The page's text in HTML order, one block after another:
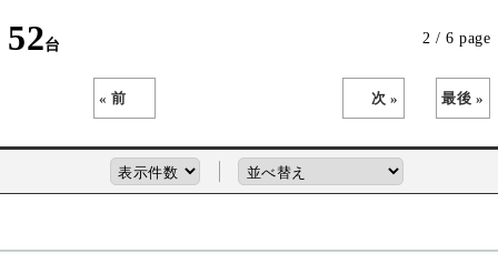
52 2 / 6 page
« 前 次 » 最後 »